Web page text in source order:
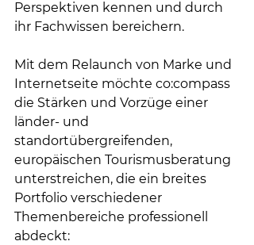
Perspektiven kennen und durch
ihr Fachwissen bereichern.
Mit dem Relaunch von Marke und
Internetseite möchte co:compass
die Stärken und Vorzüge einer
länder- und
standortübergreifenden,
europäischen Tourismusberatung
unterstreichen, die ein breites
Portfolio verschiedener
Themenbereiche professionell
abdeckt: